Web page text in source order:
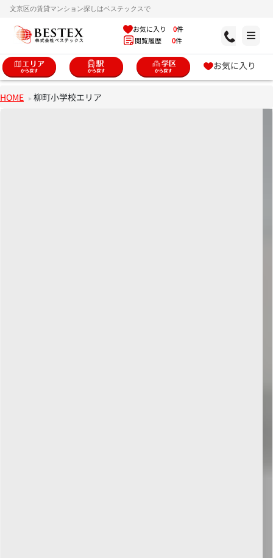
文京区の賃貸マンション探しはベステックスで
お気に入り 0件
閲覧履歴 0件
お気に入り
HOME 柳町小学校エリア